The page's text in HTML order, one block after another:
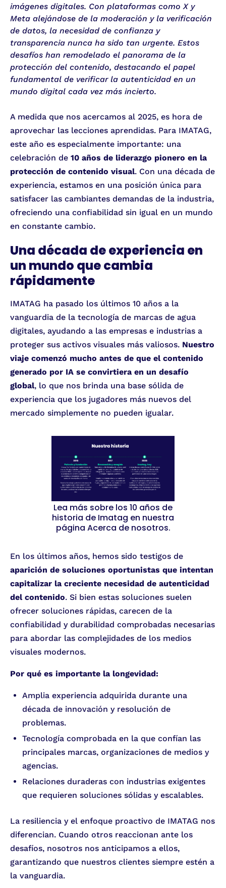
imágenes digitales. Con plataformas como X y
Meta alejándose de la moderación y la verificación
de datos, la necesidad de confianza y
transparencia nunca ha sido tan urgente. Estos
desafíos han remodelado el panorama de la
protección del contenido, destacando el papel
fundamental de verificar la autenticidad en un
mundo digital cada vez más incierto.
A medida que nos acercamos al 2025, es hora de
aprovechar las lecciones aprendidas. Para IMATAG,
este año es especialmente importante: una
celebración de 10 años de liderazgo pionero en la
protección de contenido visual. Con una década de
experiencia, estamos en una posición única para
satisfacer las cambiantes demandas de la industria,
ofreciendo una confiabilidad sin igual en un mundo
en constante cambio.
Una década de experiencia en
un mundo que cambia
rápidamente
IMATAG ha pasado los últimos 10 años a la
vanguardia de la tecnología de marcas de agua
digitales, ayudando a las empresas e industrias a
proteger sus activos visuales más valiosos. Nuestro
viaje comenzó mucho antes de que el contenido
generado por IA se convirtiera en un desafío
global, lo que nos brinda una base sólida de
experiencia que los jugadores más nuevos del
mercado simplemente no pueden igualar.
Lea más sobre los 10 años de
historia de Imatag en nuestra
página Acerca de nosotros.
En los últimos años, hemos sido testigos de
aparición de soluciones oportunistas que intentan
capitalizar la creciente necesidad de autenticidad
del contenido. Si bien estas soluciones suelen
ofrecer soluciones rápidas, carecen de la
confiabilidad y durabilidad comprobadas necesarias
para abordar las complejidades de los medios
visuales modernos.
Por qué es importante la longevidad:
Amplia experiencia adquirida durante una
década de innovación y resolución de
problemas.
Tecnología comprobada en la que confían las
principales marcas, organizaciones de medios y
agencias.
Relaciones duraderas con industrias exigentes
que requieren soluciones sólidas y escalables.
La resiliencia y el enfoque proactivo de IMATAG nos
diferencian. Cuando otros reaccionan ante los
desafíos, nosotros nos anticipamos a ellos,
garantizando que nuestros clientes siempre estén a
la vanguardia.